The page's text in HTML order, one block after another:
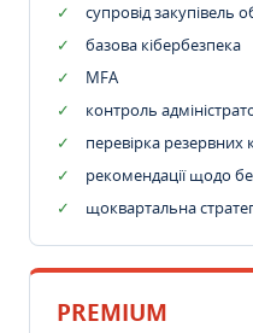
супровід закупівель
базова кібербезпека
MFA
контроль
перевірка резервних
рекомендації щодо
щоквартальна
PREMIUM